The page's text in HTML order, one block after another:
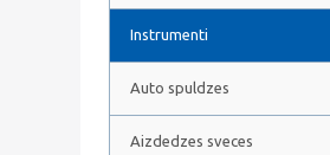
Instrumenti
Auto spuldzes
Aizdedzes sveces